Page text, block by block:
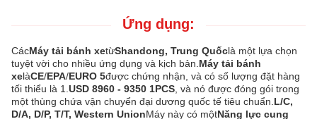
Ứng dụng:
CácMáy tải bánh xetừShandong, Trung Quốclà một lựa chọn
tuyệt vời cho nhiều ứng dụng và kịch bản. Máy tải bánh
xelàCE/EPA/EURO 5được chứng nhận, và có số lượng đặt hàng
tối thiểu là 1. USD 8960 - 9350 1PCS , và nó được đóng gói trong
một thùng chứa vận chuyển đại dương quốc tế tiêu chuẩn. L/C,
D/A, D/P, T/T, Western UnionMáy này có mộtNăng lực cung